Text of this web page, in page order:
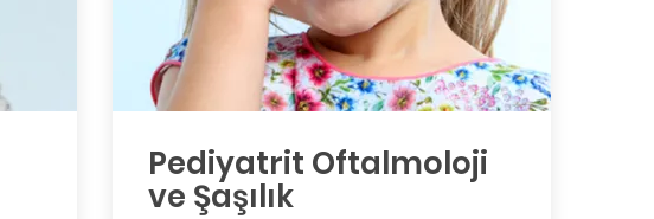
Pediyatrit Oftalmoloji
ve Şaşılık